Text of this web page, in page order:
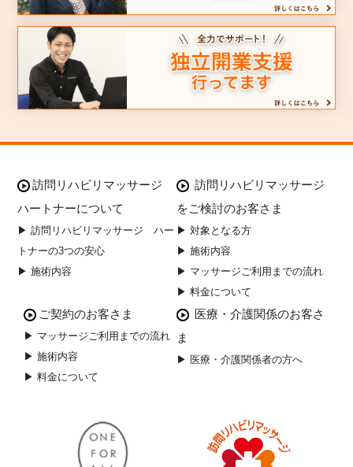
訪問リハビリマッサージ
ハートナーについて
▶ 訪問リハビリマッサージ ハー
トナーの3つの安心
▶ 施術内容
訪問リハビリマッサージ
をご検討のお客さま
▶ 対象となる方
▶ 施術内容
▶ マッサージご利用までの流れ
▶ 料金について
ご契約のお客さま
▶ マッサージご利用までの流れ
▶ 施術内容
▶ 料金について
医療・介護関係のお客さ
ま
▶ 医療・介護関係者の方へ